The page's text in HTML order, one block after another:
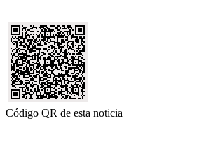
Código QR de esta noticia